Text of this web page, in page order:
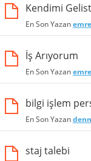
Kendimi
En Son Yazan
İş Arıyorum
En Son Yazan
bilgi işlem
En Son Yazan
staj talebi